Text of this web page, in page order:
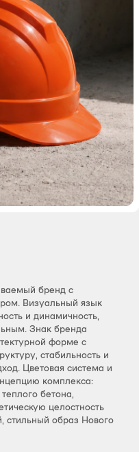
бренд с
Визуальный язык
и динамичность,
Знак бренда
форме с
стабильность и
Цветовая система и
комплекса:
бетона,
целостность
стильный образ Нового